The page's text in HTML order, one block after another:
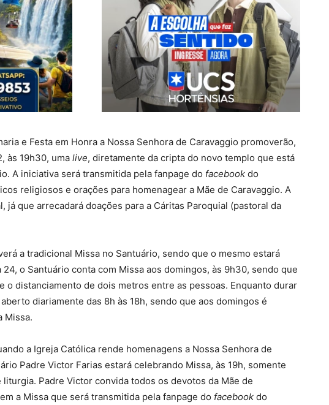
e Festa em Honra a Nossa Senhora de Caravaggio promoverão,
às 19h30, uma live, diretamente da cripta do novo templo que está
A iniciativa será transmitida pela fanpage do facebook do
religiosos e orações para homenagear a Mãe de Caravaggio. A
já que arrecadará doações para a Cáritas Paroquial (pastoral da
a tradicional Missa no Santuário, sendo que o mesmo estará
o Santuário conta com Missa aos domingos, às 9h30, sendo que
o distanciamento de dois metros entre as pessoas. Enquanto durar
diariamente das 8h às 18h, sendo que aos domingos é
Missa.
a Igreja Católica rende homenagens a Nossa Senhora de
Padre Victor Farias estará celebrando Missa, às 19h, somente
Padre Victor convida todos os devotos da Mãe de
a Missa que será transmitida pela fanpage do facebook do